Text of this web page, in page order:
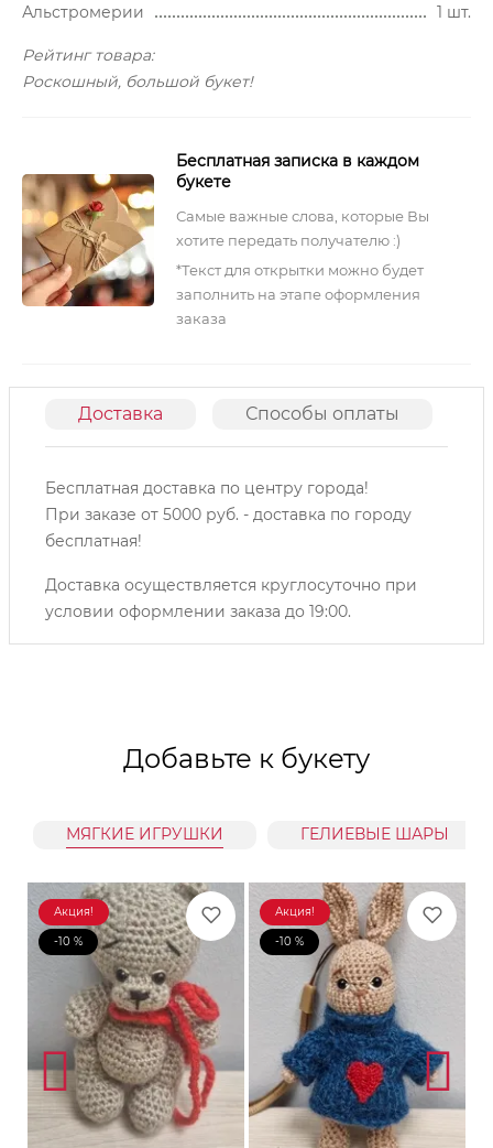
Альстромерии
1 шт.
Рейтинг товара:
Роскошный, большой букет!
Бесплатная записка в каждом
букете
Самые важные слова, которые Вы
хотите передать получателю :)
*Текст для открытки можно будет
заполнить на этапе оформления
заказа
Доставка Способы оплаты
Бесплатная доставка по центру города!
При заказе от 5000 руб. - доставка по городу
бесплатная!
Доставка осуществляется круглосуточно при
условии оформлении заказа до 19:00.
Добавьте к букету
МЯГКИЕ ИГРУШКИ ГЕЛИЕВЫЕ ШАРЫ
Акция!
-10 %
Акция!
-10 %